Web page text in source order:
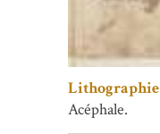
Lithographie
Acéphale.